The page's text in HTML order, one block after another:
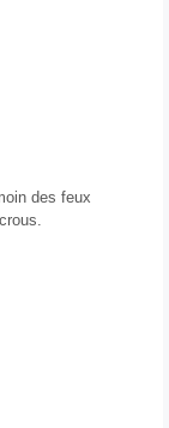
des feux